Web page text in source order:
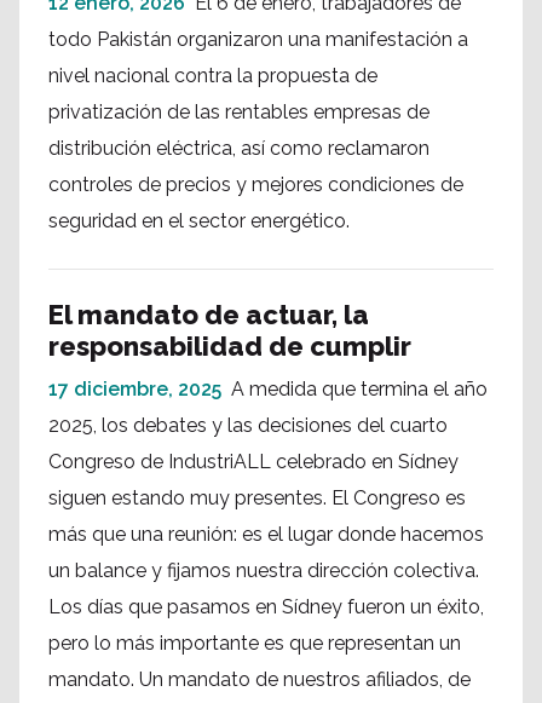
todo Pakistán organizaron una manifestación a
nivel nacional contra la propuesta de
privatización de las rentables empresas de
distribución eléctrica, así como reclamaron
controles de precios y mejores condiciones de
seguridad en el sector energético.
El mandato de actuar, la
responsabilidad de cumplir
17 diciembre, 2025 A medida que termina el año
2025, los debates y las decisiones del cuarto
Congreso de IndustriALL celebrado en Sídney
siguen estando muy presentes. El Congreso es
más que una reunión: es el lugar donde hacemos
un balance y fijamos nuestra dirección colectiva.
Los días que pasamos en Sídney fueron un éxito,
pero lo más importante es que representan un
mandato. Un mandato de nuestros afiliados, de